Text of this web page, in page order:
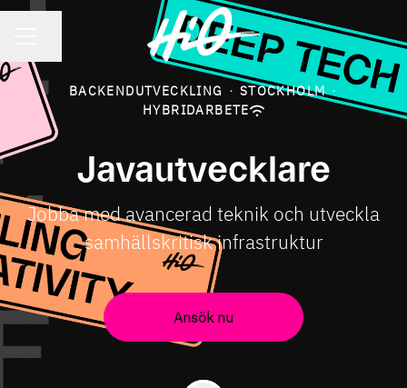
BACKENDUTVECKLING · STOCKHOLM ·
HYBRIDARBETE
Javautvecklare
Jobba med avancerad teknik och utveckla
samhällskritisk infrastruktur
Ansök nu